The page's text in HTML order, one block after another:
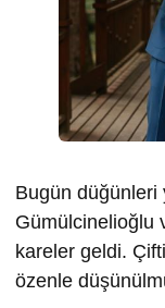
Bugün düğünleri
Gümülcinelioğlu
kareler geldi.
özenle